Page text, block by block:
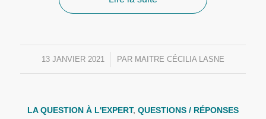
13 JANVIER 2021
/ PAR MAITRE CÉCILIA LASNE
LA QUESTION À L'EXPERT, QUESTIONS / RÉPONSES